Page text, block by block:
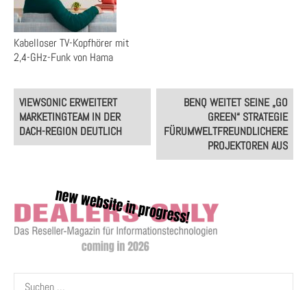
Kabelloser TV-Kopfhörer mit
2,4-GHz-Funk von Hama
Post
navigation
VIEWSONIC ERWEITERT
MARKETINGTEAM IN DER
DACH-REGION DEUTLICH
BENQ WEITET SEINE „GO
GREEN“ STRATEGIE
FÜRUMWELTFREUNDLICHERE
PROJEKTOREN AUS
Suchen